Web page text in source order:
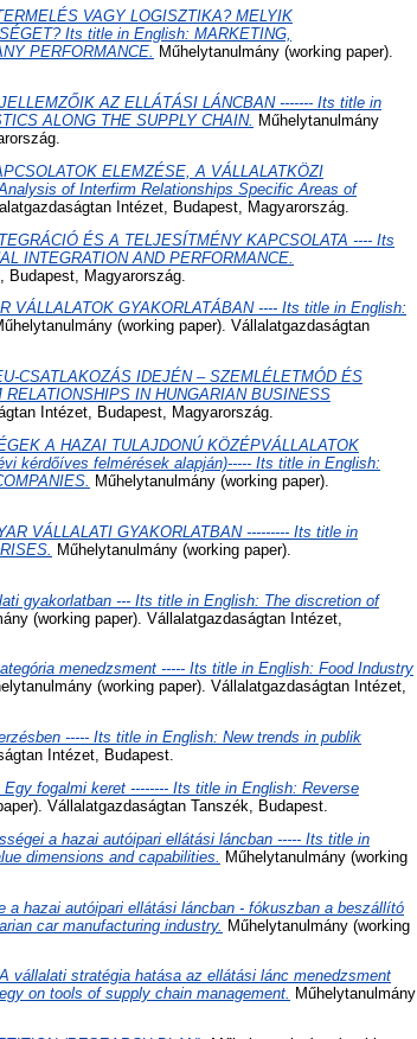
VAGY LOGISZTIKA? MELYIK
Its title in English: MARKETING,
PERFORMANCE. Műhelytanulmány (working paper).
AZ ELLÁTÁSI LÁNCBAN ------- Its title in
ALONG THE SUPPLY CHAIN. Műhelytanulmány
ELEMZÉSE, A VÁLLALATKÖZI
of Interfirm Relationships Specific Areas of
Intézet, Budapest, Magyarország.
ÉS A TELJESÍTMÉNY KAPCSOLATA ---- Its
INTEGRATION AND PERFORMANCE.
Budapest, Magyarország.
VÁLLALATOK GYAKORLATÁBAN ---- Its title in English:
(working paper). Vállalatgazdaságtan
CSATLAKOZÁS IDEJÉN – SZEMLÉLETMÓD ÉS
IN HUNGARIAN BUSINESS
Intézet, Budapest, Magyarország.
A HAZAI TULAJDONÚ KÖZÉPVÁLLALATOK
kérdőíves felmérések alapján)----- Its title in English:
Műhelytanulmány (working paper).
VÁLLALATI GYAKORLATBAN --------- Its title in
Műhelytanulmány (working paper).
gyakorlatban --- Its title in English: The discretion of
(working paper). Vállalatgazdaságtan Intézet,
menedzsment ----- Its title in English: Food Industry
(working paper). Vállalatgazdaságtan Intézet,
----- Its title in English: New trends in publik
Intézet, Budapest.
fogalmi keret -------- Its title in English: Reverse
Vállalatgazdaságtan Tanszék, Budapest.
a hazai autóipari ellátási láncban ----- Its title in
dimensions and capabilities.
Műhelytanulmány (working
a hazai autóipari ellátási láncban - fókuszban a beszállító
car manufacturing industry. Műhelytanulmány (working
A vállalati stratégia hatása az ellátási lánc menedzsment
on tools of supply chain management. Műhelytanulmány